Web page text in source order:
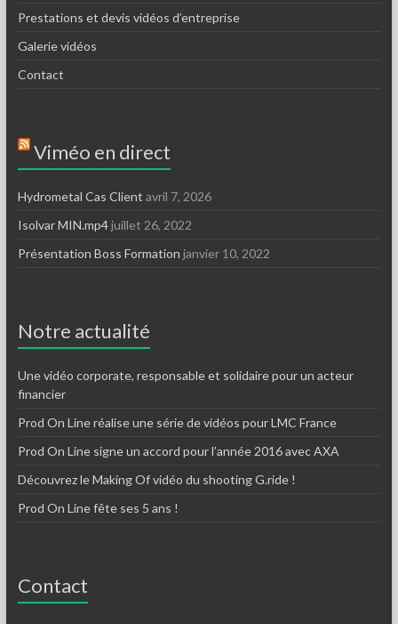
Prestations et devis vidéos d’entreprise
Galerie vidéos
Contact
Viméo en direct
Hydrometal Cas Client avril 7, 2026
Isolvar MIN.mp4juillet 26, 2022
Présentation Boss Formation janvier 10, 2022
Notre actualité
Une vidéo corporate, responsable et solidaire pour un acteur
financier
Prod On Line réalise une série de vidéos pour LMC France
Prod On Line signe un accord pour l’année 2016 avec AXA
Découvrez le Making Of vidéo du shooting G.ride !
Prod On Line fête ses 5 ans !
Contact